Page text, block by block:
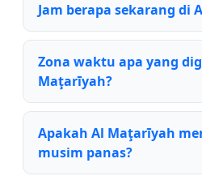
Jam berapa sekarang di
Zona waktu apa yang
Maţarīyah?
Apakah Al Maţarīyah
musim panas?